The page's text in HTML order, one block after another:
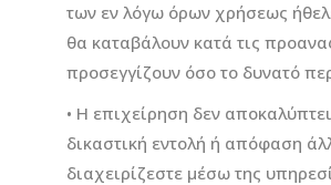
των εν λόγω όρων χρήσεως
θα καταβάλουν κατά τις
προσεγγίζουν όσο το δυνατό
• Η επιχείρηση δεν
δικαστική εντολή ή απόφαση
διαχειρίζεστε μέσω της